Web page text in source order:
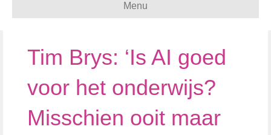
Menu
Tim Brys: ‘Is AI goed
voor het onderwijs?
Misschien ooit maar